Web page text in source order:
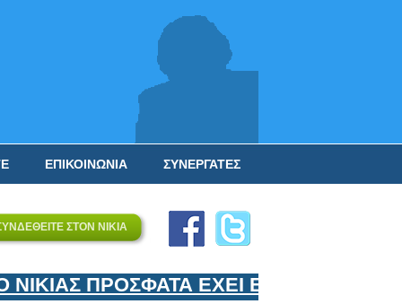
ΣΥΝΕΡΓΑΤΕΣ
ΕΠΙΚΟΙΝΩΝΙΑ
ΣΤΟΝ ΝΙΚΙΑ
ΠΡΟΣΦΑΤΑ ΕΧΕΙ ΕΝΤΑΞΕΙ ΣΤΟΝ